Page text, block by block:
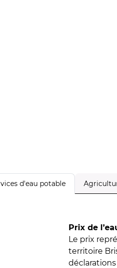
d'eau potable
Prix de
Le prix
territoire
déclarations